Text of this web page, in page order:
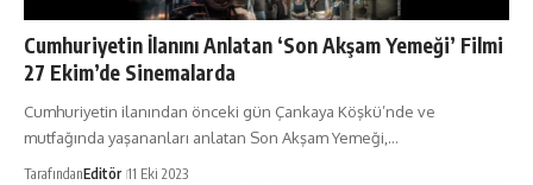
Cumhuriyetin İlanını Anlatan ‘Son Akşam Yemeği’ Filmi
27 Ekim’de Sinemalarda
Cumhuriyetin ilanından önceki gün Çankaya Köşkü’nde ve
mutfağında yaşananları anlatan Son Akşam Yemeği,…
TarafındanEditör 11 Eki 2023